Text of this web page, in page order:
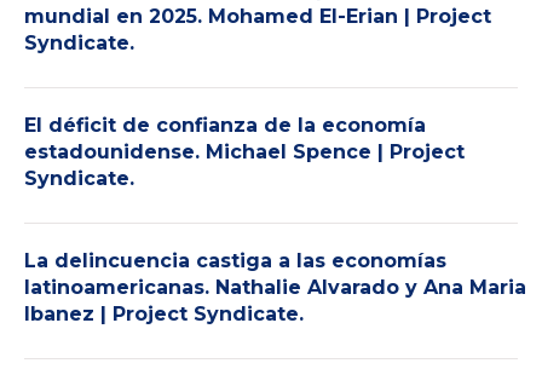
mundial en 2025. Mohamed El-Erian | Project
Syndicate.
El déficit de confianza de la economía
estadounidense. Michael Spence | Project
Syndicate.
La delincuencia castiga a las economías
latinoamericanas. Nathalie Alvarado y Ana Maria
Ibanez | Project Syndicate.